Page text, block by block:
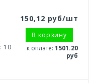
10
150,12 руб/шт
В корзину
к оплате: 1501.20
руб